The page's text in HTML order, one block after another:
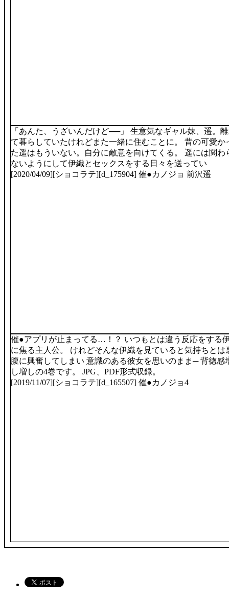
「あんた、うざいんだけど──」 生意気なギャル妹、遥。
て暮らしていたけれどまた一緒に住むことに。 昔の可愛か
た遥はもういない。自分に敵意を向けてくる。 遥には関わ
ないようにして伊織とセックスをする日々を送ってい
[2020/04/09][ショコラテ][d_175904] 催●カノジョ 前沢遥
催●アプリが止まってる…！？ いつもとは違う反応をする
に焦る主人公。 けれどそんな伊織を見ていると気持ちとは
腹に興奮してしまい 意識のある彼女を思いのまま─ 背徳感
し増しの4巻です。 JPG、PDF形式収録。
[2019/11/07][ショコラテ][d_165507] 催●カノジョ4